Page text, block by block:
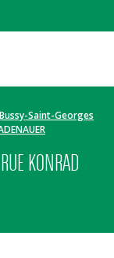
Bussy-Saint-Georges
KONRAD